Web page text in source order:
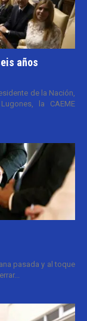
años
de la Nación,
la CAEME
pasada y al toque